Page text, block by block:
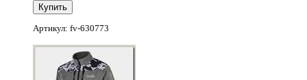
Артикул: fv-630773